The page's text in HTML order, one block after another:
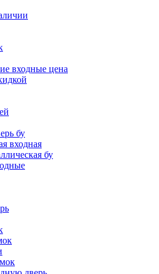
входные цена
бу
входная
бу